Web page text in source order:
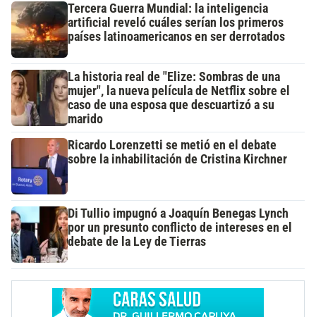
Tercera Guerra Mundial: la inteligencia
artificial reveló cuáles serían los primeros
países latinoamericanos en ser derrotados
La historia real de "Elize: Sombras de una
mujer", la nueva película de Netflix sobre el
caso de una esposa que descuartizó a su
marido
Ricardo Lorenzetti se metió en el debate
sobre la inhabilitación de Cristina Kirchner
Di Tullio impugnó a Joaquín Benegas Lynch
por un presunto conflicto de intereses en el
debate de la Ley de Tierras